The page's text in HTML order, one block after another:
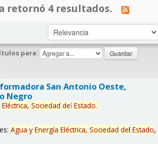
retornó 4 resultados.
para:
San Antonio Oeste,
Negro
Eléctrica, Sociedad del Estado.
Agua y Energía Eléctrica, Sociedad del Estado,